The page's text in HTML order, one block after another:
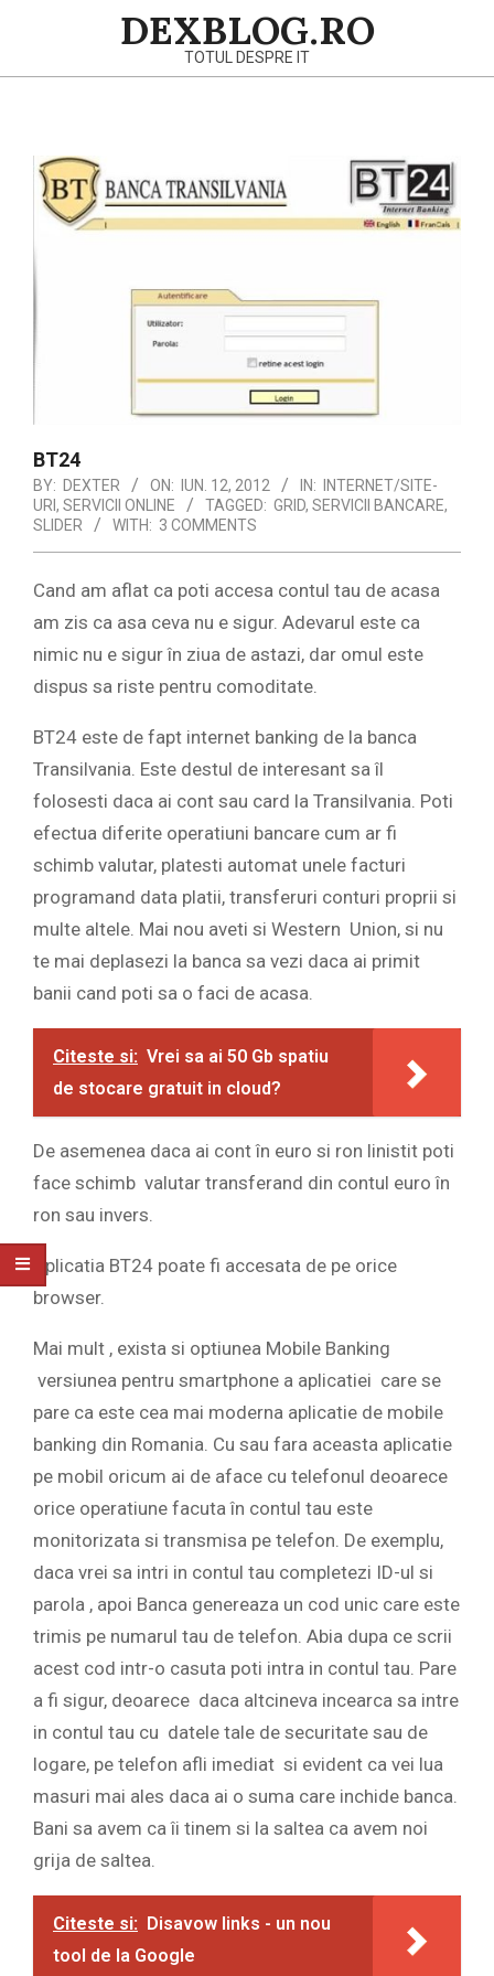
DEXBLOG.RO
TOTUL DESPRE IT
Navigation
BT24
BY: DEXTER ON: IUN. 12, 2012 IN:
INTERNET/SITE-
URI , SERVICII ONLINE TAGGED: GRID, SERVICII BANCARE,
SLIDER
WITH: 3 COMMENTS
Cand am aflat ca poti accesa contul tau de acasa
am zis ca asa ceva nu e sigur. Adevarul este ca
nimic nu e sigur în ziua de astazi, dar omul este
dispus sa riste pentru comoditate.
BT24 este de fapt internet banking de la banca
Transilvania. Este destul de interesant sa îl
folosesti daca ai cont sau card la Transilvania. Poti
efectua diferite operatiuni bancare cum ar fi
schimb valutar, platesti automat unele facturi
programand data platii, transferuri conturi proprii si
multe altele. Mai nou aveti si Western Union, si nu
te mai deplasezi la banca sa vezi daca ai primit
banii cand poti sa o faci de acasa.
Citeste si: Vrei sa ai 50 Gb spatiu
de stocare gratuit in cloud?
De asemenea daca ai cont în euro si ron linistit poti
face schimb valutar transferand din contul euro în
ron sau invers.
Aplicatia BT24 poate fi accesata de pe orice
browser.
Mai mult , exista si optiunea Mobile Banking
versiunea pentru smartphone a aplicatiei care se
pare ca este cea mai moderna aplicatie de mobile
banking din Romania. Cu sau fara aceasta aplicatie
pe mobil oricum ai de aface cu telefonul deoarece
orice operatiune facuta în contul tau este
monitorizata si transmisa pe telefon. De exemplu,
daca vrei sa intri in contul tau completezi ID-ul si
parola , apoi Banca genereaza un cod unic care este
trimis pe numarul tau de telefon. Abia dupa ce scrii
acest cod intr-o casuta poti intra in contul tau. Pare
a fi sigur, deoarece daca altcineva incearca sa intre
in contul tau cu datele tale de securitate sau de
logare, pe telefon afli imediat si evident ca vei lua
masuri mai ales daca ai o suma care inchide banca.
Bani sa avem ca îi tinem si la saltea ca avem noi
grija de saltea.
Citeste si: Disavow links - un nou
tool de la Google